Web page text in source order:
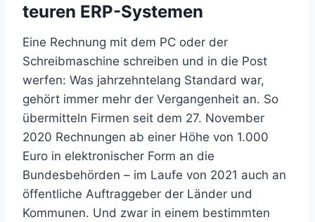
teuren ERP-Systemen
Eine Rechnung mit dem PC oder der
Schreibmaschine schreiben und in die Post
werfen: Was jahrzehntelang Standard war,
gehört immer mehr der Vergangenheit an. So
übermitteln Firmen seit dem 27. November
2020 Rechnungen ab einer Höhe von 1.000
Euro in elektronischer Form an die
Bundesbehörden – im Laufe von 2021 auch an
öffentliche Auftraggeber der Länder und
Kommunen. Und zwar in einem bestimmten